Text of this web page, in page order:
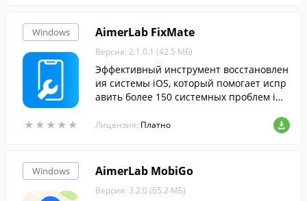
Windows
★ ★ ★ ★ ★
★ ★ ★ ★ ★
AimerLab FixMate
Версия: 2.1.0.1 (42.5 МБ)
Эффективный инструмент восстановлен
ия системы iOS, который помогает испр
авить более 150 системных проблем iO
Лицензия: Платно
Windows AimerLab MobiGo
Версия: 3.2.0 (65.2 МБ)